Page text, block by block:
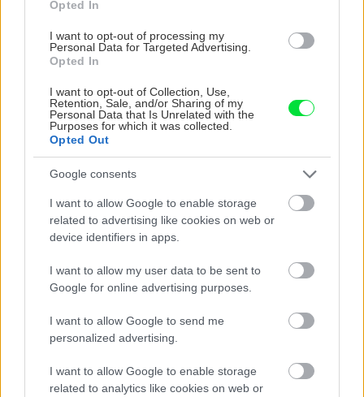
Opted In
I want to opt-out of processing my
Personal Data for Targeted Advertising.
Opted In
I want to opt-out of Collection, Use,
Retention, Sale, and/or Sharing of my
Personal Data that Is Unrelated with the
Purposes for which it was collected.
Opted Out
Google consents
I want to allow Google to enable storage
related to advertising like cookies on web or
device identifiers in apps.
I want to allow my user data to be sent to
Google for online advertising purposes.
I want to allow Google to send me
personalized advertising.
I want to allow Google to enable storage
related to analytics like cookies on web or
Rekonštrukcia starých schodov
Keďže schodisko v našom dome slúžilo už
veľmi dlho bez väčšej opravy, vek sa na ňom
viditeľne podpísal. Takto sme ho obnovili.